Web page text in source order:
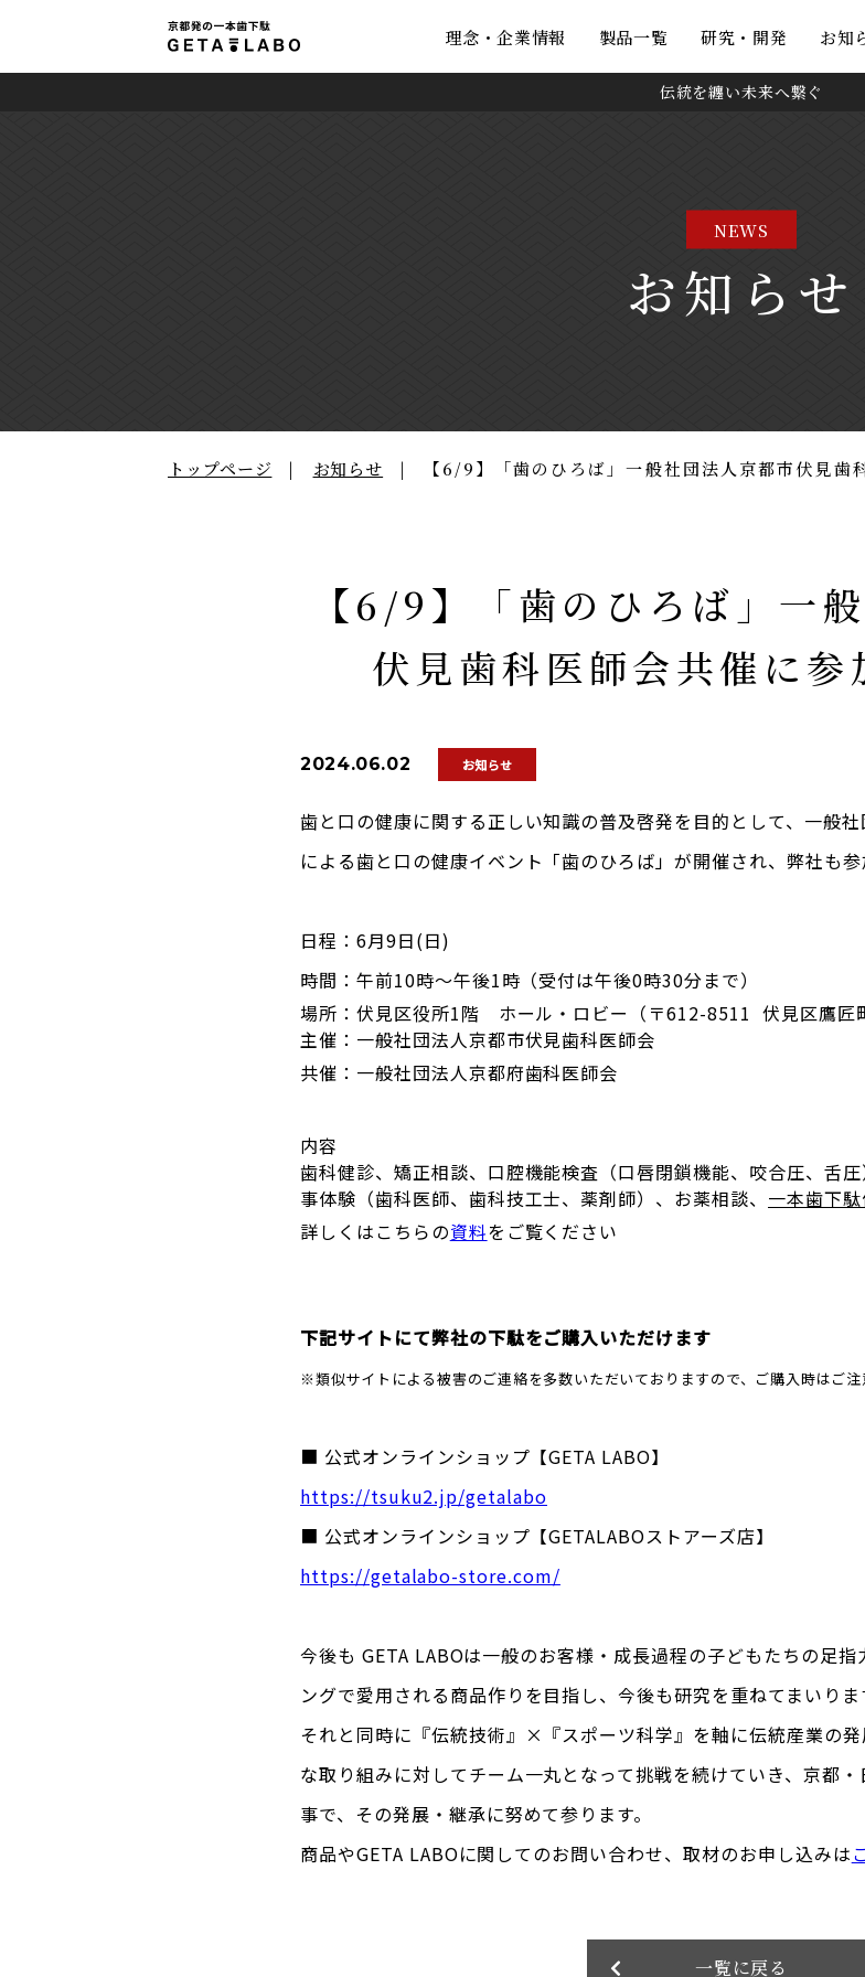
理念・企業情報 製品一覧 研究・開発 お知
伝統を纏い未来へ繋ぐ
NEWS
お知らせ
トップページ お知らせ 【6/9】「歯のひろば」一般社団法人京都市伏見歯
【6/9】「歯のひろば」一
伏見歯科医師会共催に参
2024.06.02 お知らせ
歯と口の健康に関する正しい知識の普及啓発を目的として、一般
による歯と口の健康イベント「歯のひろば」が開催され、弊社も参
日程：6月9日(日)
時間：午前10時～午後1時（受付は午後0時30分まで）
場所：伏見区役所1階 ホール・ロビー（〒612-8511 伏見区鷹匠
主催：一般社団法人京都市伏見歯科医師会
共催： 一般社団法人京都府歯科医師会
内容
歯科健診、矯正相談、口腔機能検査（口唇閉鎖機能、咬合圧、舌
事体験（歯科医師、歯科技工士、薬剤師）、お薬相談、 一本歯下
詳しくはこちらの資料をご覧ください
下記サイトにて弊社の下駄をご購入いただけます
※類似サイトによる被害のご連絡を多数いただいておりますので、ご購入時はご注
■ 公式オンラインショップ【GETA LABO】
https://tsuku2.jp/getalabo
■ 公式オンラインショップ【GETALABOストアーズ店】
https://getalabo-store.com/
今後も GETA LABOは一般のお客様・成長過程の子どもたちの足
ングで愛用される商品作りを目指し、今後も研究を重ねてまいりま
それと同時に『伝統技術』×『スポーツ科学』を軸に伝統産業の
な取り組みに対してチーム一丸となって挑戦を続けていき、京都
事で、その発展・継承に努めて参ります。
商品やGETA LABOに関してのお問い合わせ、取材のお申し込みは
一覧に戻る